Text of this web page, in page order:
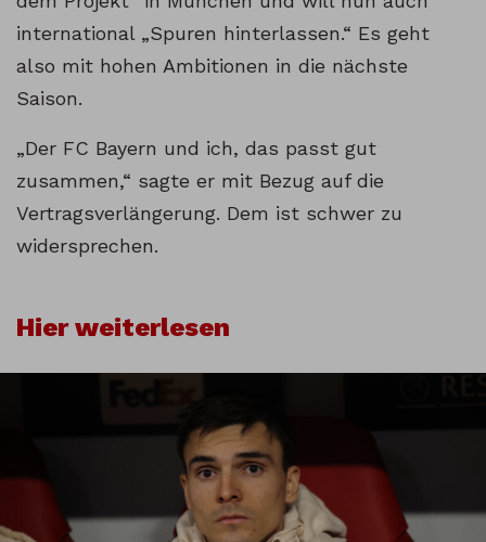
international „Spuren hinterlassen.“ Es geht
also mit hohen Ambitionen in die nächste
Saison.
„Der FC Bayern und ich, das passt gut
zusammen,“ sagte er mit Bezug auf die
Vertragsverlängerung. Dem ist schwer zu
widersprechen.
Hier weiterlesen